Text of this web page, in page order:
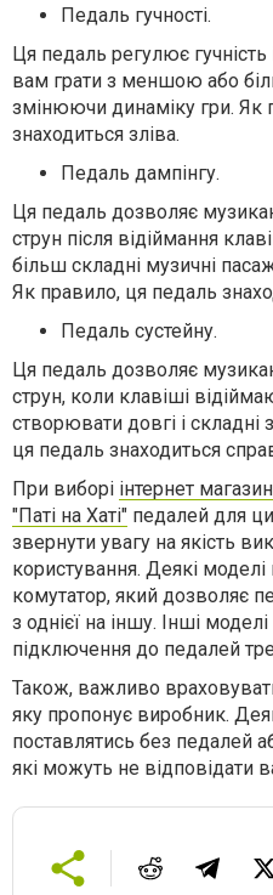
Педаль гучності.
Ця педаль регулює
вам грати з меншою або
змінюючи динаміку гри. Як
знаходиться зліва.
Педаль дампінгу.
Ця педаль дозволяє
струн після відіймання
більш складні музичні
Як правило, ця педаль
Педаль сустейну.
Ця педаль дозволяє
струн, коли клавіші
створювати довгі і
ця педаль знаходиться
При виборі інтернет
"Паті на Хаті" педалей для
звернути увагу на якість
користування. Деякі
комутатор, який дозволяє
з однієї на іншу. Інші
підключення до педалей
Також, важливо
яку пропонує виробник.
поставлятись без
які можуть не відповідати